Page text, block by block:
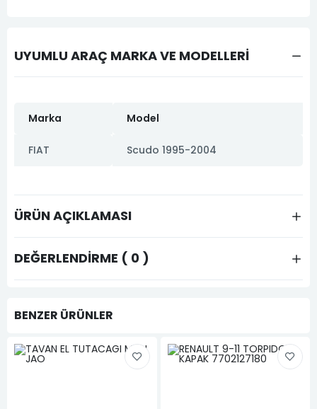
UYUMLU ARAÇ MARKA VE MODELLERİ
Marka Model
FIAT Scudo 1995-2004
ÜRÜN AÇIKLAMASI
DEĞERLENDIRME ( 0 )
BENZER ÜRÜNLER